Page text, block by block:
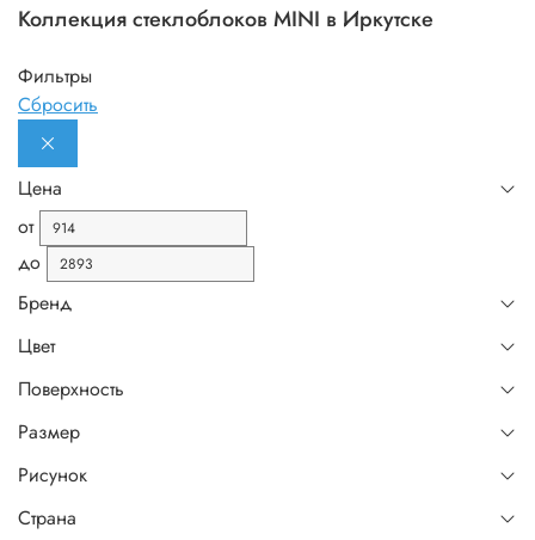
Коллекция стеклоблоков MINI в Иркутске
Фильтры
Сбросить
Цена
от
до
Бренд
Цвет
Поверхность
Размер
Рисунок
Страна